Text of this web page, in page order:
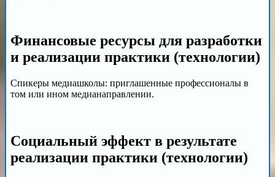
Финансовые ресурсы для разработки
и реализации практики (технологии)
Спикеры медиашколы: приглашенные профессионалы в
том или ином медианаправлении.
Социальный эффект в результате
реализации практики (технологии)